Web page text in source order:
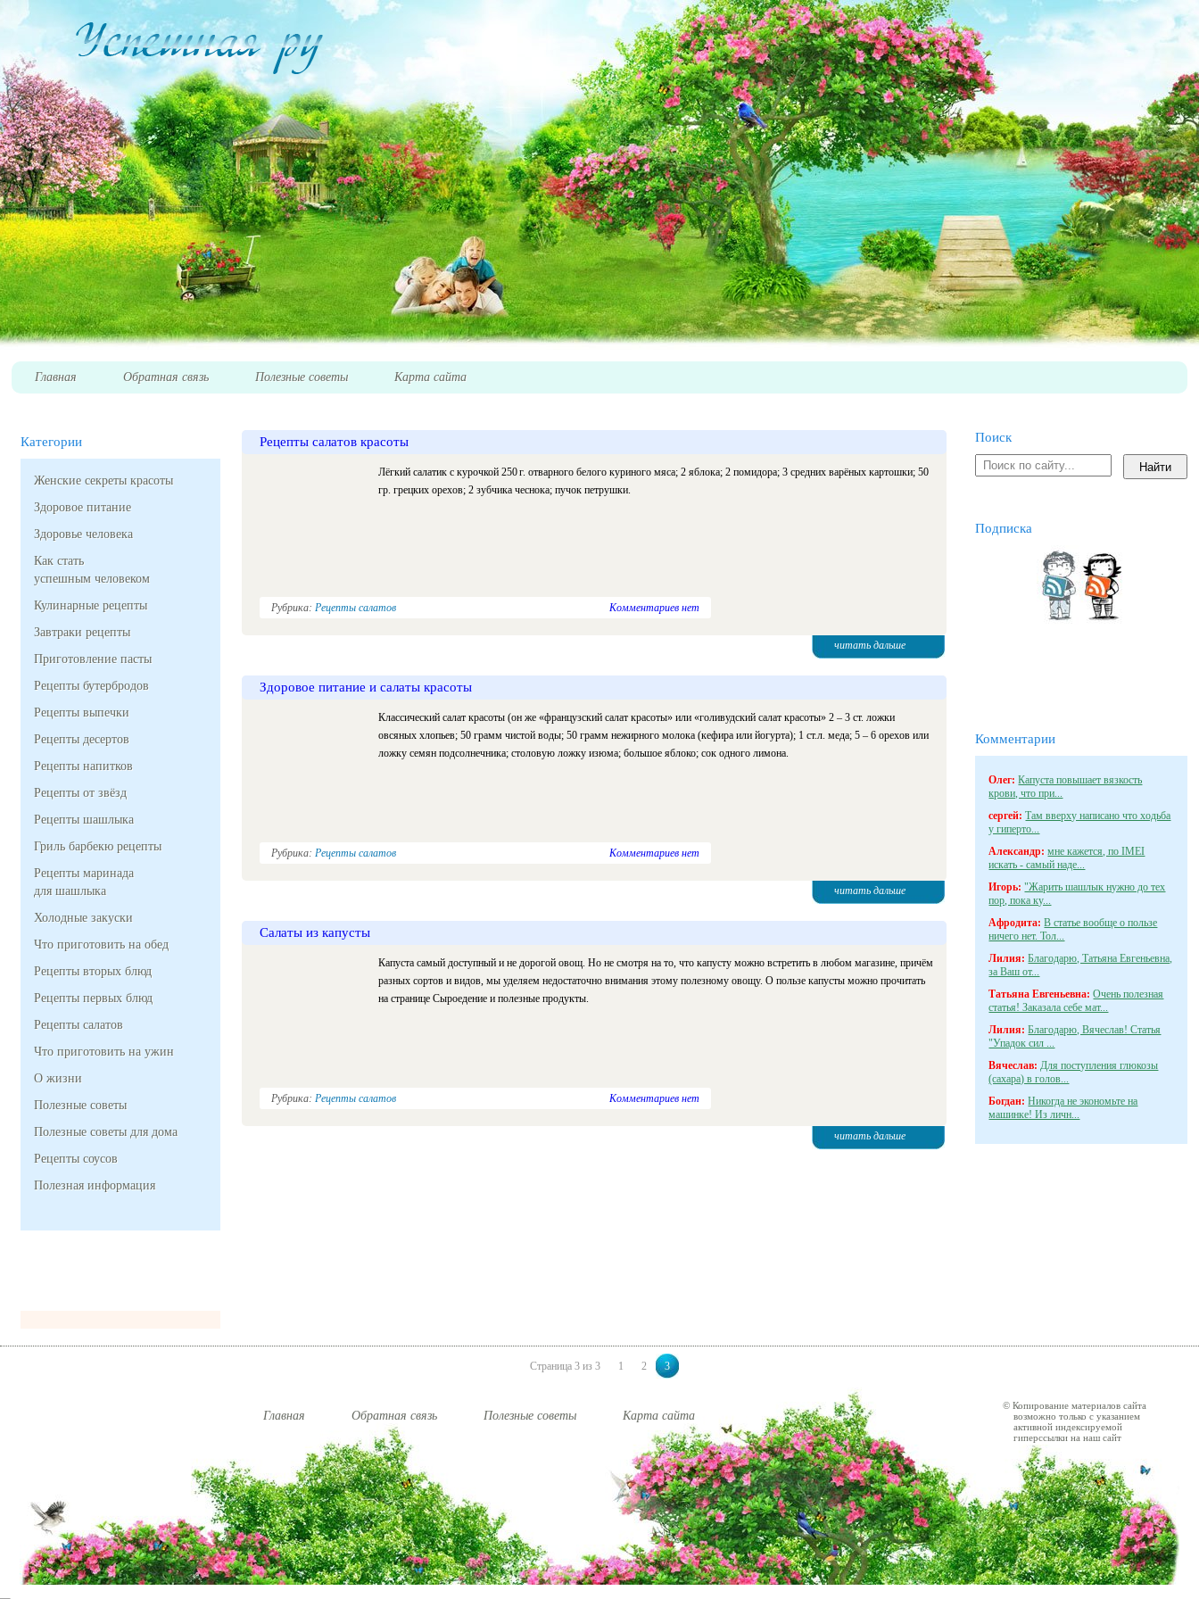
Главная Обратная связь Полезные советы Карта сайта
Категории
Женские секреты красоты
Здоровое питание
Здоровье человека
Как стать
успешным человеком
Кулинарные рецепты
Завтраки рецепты
Приготовление пасты
Рецепты бутербродов
Рецепты выпечки
Рецепты десертов
Рецепты напитков
Рецепты от звёзд
Рецепты шашлыка
Гриль барбекю рецепты
Рецепты маринада
для шашлыка
Холодные закуски
Что приготовить на обед
Рецепты вторых блюд
Рецепты первых блюд
Рецепты салатов
Что приготовить на ужин
О жизни
Полезные советы
Полезные советы для дома
Рецепты соусов
Полезная информация
Рецепты салатов красоты
Лёгкий салатик с курочкой 250 г. отварного белого куриного мяса; 2 яблока; 2 помидора; 3 средних варёных картошки; 50
гр. грецких орехов; 2 зубчика чеснока; пучок петрушки.
Рубрика: Рецепты салатов Комментариев нет
читать дальше
Здоровое питание и салаты красоты
Классический салат красоты (он же «французский салат красоты» или «голивудский салат красоты» 2 – 3 ст. ложки
овсяных хлопьев; 50 грамм чистой воды; 50 грамм нежирного молока (кефира или йогурта); 1 cт.л. меда; 5 – 6 орехов или
ложку семян подсолнечника; столовую ложку изюма; большое яблоко; сок одного лимона.
Рубрика: Рецепты салатов Комментариев нет
читать дальше
Салаты из капусты
Капуста самый доступный и не дорогой овощ. Но не смотря на то, что капусту можно встретить в любом магазине, причём
разных сортов и видов, мы уделяем недостаточно внимания этому полезному овощу. О пользе капусты можно прочитать
на странице Сыроедение и полезные продукты.
Рубрика: Рецепты салатов Комментариев нет
читать дальше
Поиск
Подписка
Комментарии
Олег: Капуста повышает вязкость
крови, что при...
сергей: Там вверху написано что ходьба
у гиперто...
Александр: мне кажется, по IMEI
искать - самый наде...
Игорь: "Жарить шашлык нужно до тех
пор, пока ку...
Афродита: В статье вообще о пользе
ничего нет. Тол...
Лилия: Благодарю, Татьяна Евгеньевна,
за Ваш от...
Татьяна Евгеньевна: Очень полезная
статья! Заказала себе мат...
Лилия: Благодарю, Вячеслав! Статья
"Упадок сил ...
Вячеслав: Для поступления глюкозы
(сахара) в голов...
Богдан: Никогда не экономьте на
машинке! Из личн...
Страница 3 из 3 1 2 3
Главная Обратная связь Полезные советы Карта сайта
© Копирование материалов сайта
возможно только с указанием
активной индексируемой
гиперссылки на наш сайт